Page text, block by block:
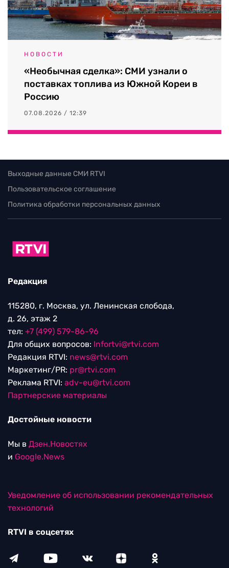
НОВОСТИ
«Необычная сделка»: СМИ узнали о
поставках топлива из Южной Кореи в
Россию
07.08.2026 / 12:39
Выходные данные СМИ RTVI
Пользовательское соглашение
Политика обработки персональных данных
Редакция
115280, г. Москва, ул. Ленинская слобода,
д. 26, этаж 2
тел: +7 (499) 579-86-96
Для общих вопросов: Infortvi@rtvi.com
Редакция RTVI: news@rtvi.com
Маркетинг/PR: pr@rtvi.com
Реклама RTVI: adv-eu@rtvi.com
Партнерские материалы
Достойные новости
Мы в Дзен.Новостях
и Google.News
Уведомление об использовании рекомендательных
технологий
RTVI в соцсетях